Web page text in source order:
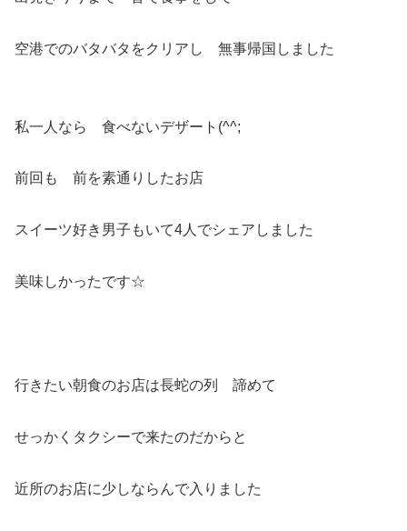
空港でのバタバタをクリアし 無事帰国しました
私一人なら 食べないデザート(^^;
前回も 前を素通りしたお店
スイーツ好き男子もいて4人でシェアしました
美味しかったです☆
行きたい朝食のお店は長蛇の列 諦めて
せっかくタクシーで来たのだからと
近所のお店に少しならんで入りました